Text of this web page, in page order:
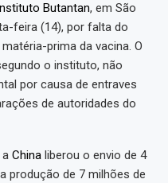
Butantan, em São
feira (14), por falta do
prima da vacina. O
o instituto, não
por causa de entraves
de autoridades do
China liberou o envio de 4
produção de 7 milhões de